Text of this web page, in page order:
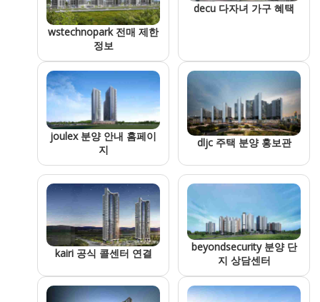
wstechnopark 전매 제한
정보
decu 다자녀 가구 혜택
joulex 분양 안내 홈페이
지
dljc 주택 분양 홍보관
kairi 공식 콜센터 연결
beyondsecurity 분양 단
지 상담센터